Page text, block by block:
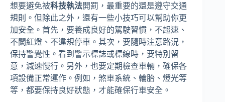
想要避免被科技執法開罰，最重要的還是遵守交通
規則。但除此之外，還有一些小技巧可以幫助你更
加安全。首先，要養成良好的駕駛習慣，不超速、
不闖紅燈、不違規停車。其次，要隨時注意路況，
保持警覺性。看到警示標誌或標線時，要特別留
意，減速慢行。另外，也要定期檢查車輛，確保各
項設備正常運作。例如，煞車系統、輪胎、燈光等
等，都要保持良好狀態，才能確保行車安全。